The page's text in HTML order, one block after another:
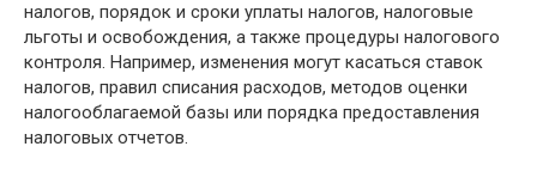
налогов, порядок и сроки уплаты налогов, налоговые
льготы и освобождения, а также процедуры налогового
контроля. Например, изменения могут касаться ставок
налогов, правил списания расходов, методов оценки
налогооблагаемой базы или порядка предоставления
налоговых отчетов.